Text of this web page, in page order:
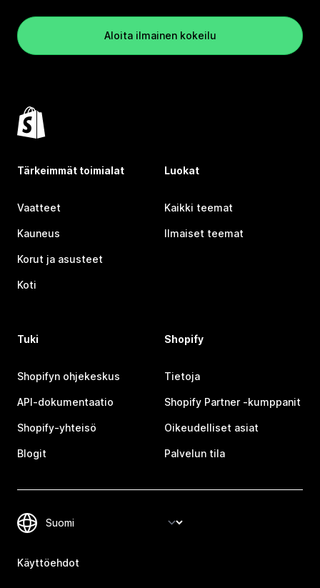
Aloita ilmainen kokeilu
Tärkeimmät toimialat
Vaatteet
Kauneus
Korut ja asusteet
Koti
Luokat
Kaikki teemat
Ilmaiset teemat
Tuki
Shopifyn ohjekeskus
API-dokumentaatio
Shopify-yhteisö
Blogit
Shopify
Tietoja
Shopify Partner ‑kumppanit
Oikeudelliset asiat
Palvelun tila
Käyttöehdot